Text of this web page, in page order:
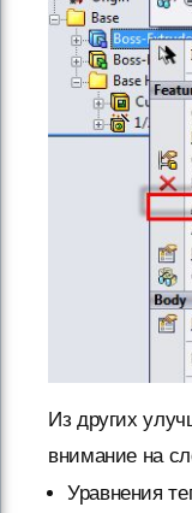
Из других
внимание на
Уравнения